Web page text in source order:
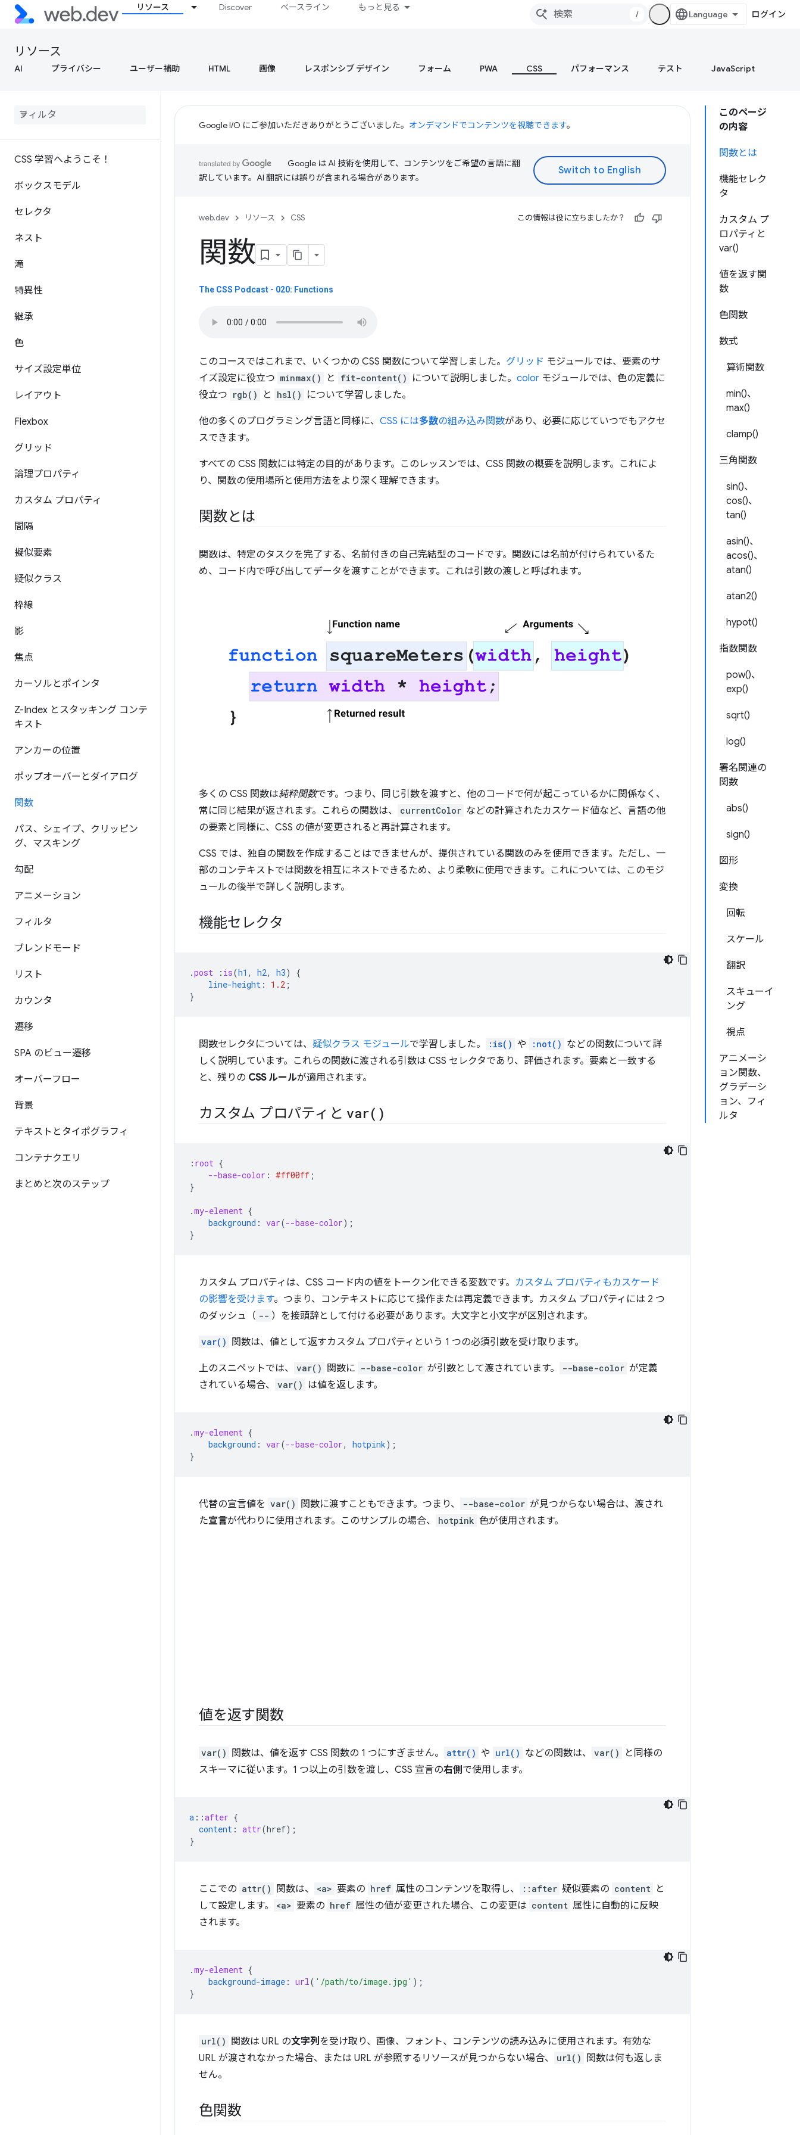
リソース Discover ベースライン もっと見る
/ ログイン
リソース
AI プライバシー ユーザー補助 HTML 画像 レスポンシブ デザイン フォーム PWA CSS パフォーマンス テスト JavaScript
CSS 学習へようこそ！
ボックスモデル
セレクタ
ネスト
滝
特異性
継承
色
サイズ設定単位
レイアウト
Flexbox
グリッド
論理プロパティ
カスタム プロパティ
間隔
擬似要素
疑似クラス
枠線
影
焦点
カーソルとポインタ
Z-Index とスタッキング コンテ
キスト
アンカーの位置
ポップオーバーとダイアログ
関数
パス、シェイプ、クリッピン
グ、マスキング
勾配
アニメーション
フィルタ
ブレンドモード
リスト
カウンタ
遷移
SPA のビュー遷移
オーバーフロー
背景
テキストとタイポグラフィ
コンテナクエリ
まとめと次のステップ
このページ
の内容
関数とは
機能セレク
タ
カスタム プ
ロパティと
var()
値を返す関
数
色関数
数式
算術関数
min()、
max()
clamp()
三角関数
sin()、
cos()、
tan()
asin()、
acos()、
atan()
atan2()
hypot()
指数関数
pow()、
exp()
sqrt()
log()
署名関連の
関数
abs()
sign()
図形
変換
回転
スケール
翻訳
スキューイ
ング
視点
アニメーシ
ョン関数、
グラデーシ
ョン、フィ
ルタ
Google I/O にご参加いただきありがとうございました。 オンデマンドでコンテンツを視聴できます。
Google は AI 技術を使用して、コンテンツをご希望の言語に翻
訳しています。AI 翻訳には誤りが含まれる場合があります。
web.dev リソース CSS この情報は役に立ちましたか？
関数
The CSS Podcast - 020: Functions
このコースではこれまで、いくつかの CSS 関数について学習しました。 グリッド モジュールでは、要素のサ
イズ設定に役立つ minmax() と fit-content() について説明しました。 color モジュールでは、色の定義に
役立つ rgb() と hsl() について学習しました。
他の多くのプログラミング言語と同様に、 CSS には多数の組み込み関数があり、必要に応じていつでもアクセ
スできます。
すべての CSS 関数には特定の目的があります。このレッスンでは、CSS 関数の概要を説明します。これによ
り、関数の使用場所と使用方法をより深く理解できます。
関数とは
関数は、特定のタスクを完了する、名前付きの自己完結型のコードです。関数には名前が付けられているた
め、コード内で呼び出してデータを渡すことができます。これは引数の渡しと呼ばれます。
多くの CSS 関数は純粋関数です。つまり、同じ引数を渡すと、他のコードで何が起こっているかに関係なく、
常に同じ結果が返されます。これらの関数は、
currentColor などの計算されたカスケード値など、言語の他
の要素と同様に、CSS の値が変更されると再計算されます。
CSS では、独自の関数を作成することはできませんが、提供されている関数のみを使用できます。ただし、一
部のコンテキストでは関数を相互にネストできるため、より柔軟に使用できます。これについては、このモジ
ュールの後半で詳しく説明します。
機能セレクタ
.post : is(h1 , h2, h3)
{
line-height : 1.2 ;
}
関数セレクタについては、 疑似クラス モジュールで学習しました。 :is() や :not() などの関数について詳
しく説明しています。これらの関数に渡される引数は CSS セレクタであり、評価されます。要素と一致する
と、残りの CSS ルールが適用されます。
カスタム プロパティと var( )
: root {
--base-color : #ff00ff ;
}
.my-element {
background : var(--base-color);
}
カスタム プロパティは、CSS コード内の値をトークン化できる変数です。 カスタム プロパティもカスケード
の影響を受けます。つまり、コンテキストに応じて操作または再定義できます。カスタム プロパティには 2 つ
のダッシュ（ -- ）を接頭辞として付ける必要があります。大文字と小文字が区別されます。
var() 関数は、値として返すカスタム プロパティという 1 つの必須引数を受け取ります。
上のスニペットでは、 var() 関数に --base-color が引数として渡されています。 --base-color が定義
されている場合、
var() は値を返します。
.my-element {
background : var(--base-color, hotpink);
}
代替の宣言値を var() 関数に渡すこともできます。つまり、 --base-color が見つからない場合は、渡され
た宣言が代わりに使用されます。このサンプルの場合、 hotpink 色が使用されます。
値を返す関数
var() 関数は、値を返す CSS 関数の 1 つにすぎません。 attr() や url() などの関数は、 var()
と同様の
スキーマに従います。1 つ以上の引数を渡し、CSS 宣言の右側 で使用します。
a ::after {
content : attr(href);
}
ここでの attr() 関数は、 <a> 要素の href 属性のコンテンツを取得し、 ::after 疑似要素の content
と
して設定します。
<a> 要素の href 属性の値が変更された場合、この変更は content 属性に自動的に反映
されます。
.my-element {
background-image : url ( '/path/to/image.jpg' );
}
url() 関数は URL の文字列 を受け取り、画像、フォント、コンテンツの読み込みに使用されます。有効な
URL が渡されなかった場合、または URL が参照するリソースが見つからない場合、
url() 関数は何も返しま
せん。
色関数